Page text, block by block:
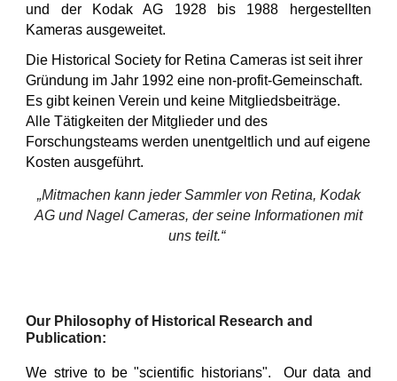
und der Kodak AG 1928 bis 1988 hergestellten
Kameras ausgeweitet.
Die Historical Society for Retina Cameras ist seit ihrer
Gründung im Jahr 1992 eine non-profit-Gemeinschaft.
Es gibt keinen Verein und keine Mitgliedsbeiträge.
Alle Tätigkeiten der Mitglieder und des
Forschungsteams werden unentgeltlich und auf eigene
Kosten ausgeführt.
„Mitmachen kann jeder Sammler von Retina, Kodak
AG und Nagel Cameras, der seine Informationen mit
uns teilt.“
Our Philosophy of Historical Research and
Publication:
We strive to be "scientific historians". Our data and